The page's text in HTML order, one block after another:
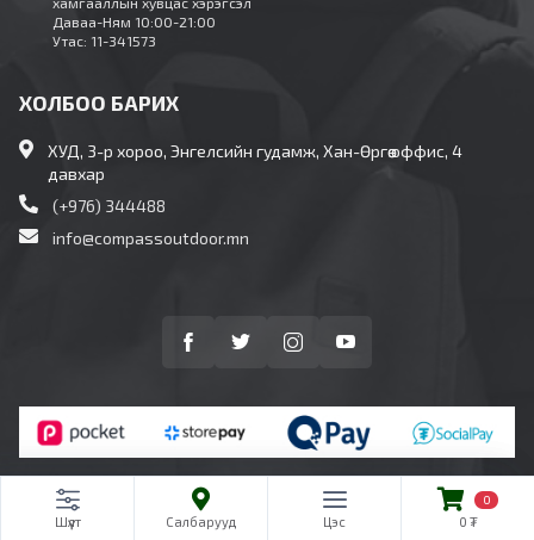
Ангилал
0
Даваа-Ням 10:00-21:00
Утас: 11-341573
ХОЛБОО БАРИХ
ХУД, 3-р хороо, Энгелсийн гудамж, Хан-Өргөө оффис, 4
давхар
(+976) 344488
info@compassoutdoor.mn
Бүх эрх хуулиар хамгаалагдсан © 2023. "Планет
интернэшнл" ХХК
Шүүлт Салбарууд Цэс
0
0 ₮